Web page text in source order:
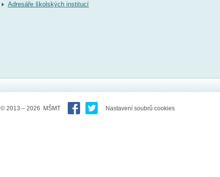
Adresáře školských institucí
© 2013 – 2026 MŠMT Nastavení soubrů cookies